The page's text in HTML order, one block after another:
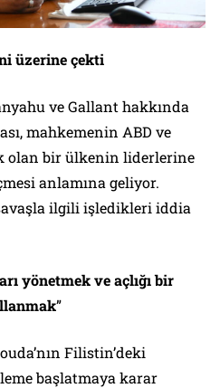
üzerine çekti
ve Gallant hakkında
mahkemenin ABD ve
olan bir ülkenin liderlerine
anlamına geliyor.
ilgili işledikleri iddia
yönetmek ve açlığı bir
”
Filistin’deki
başlatmaya karar